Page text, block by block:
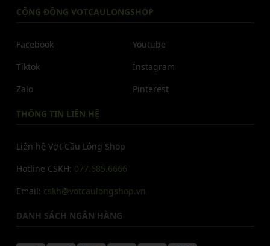
CỘNG ĐỒNG VOTCAULONGSHOP
Facebook
Tiktok
Zalo
Youtube
Instagram
Pinterest
THÔNG TIN LIÊN HỆ
Liên hệ Vợt Cầu Lông Shop
Hotline CSKH: 077.685.6666
Email: cskh@votcaulongshop.vn
DANH SÁCH NGÂN HÀNG